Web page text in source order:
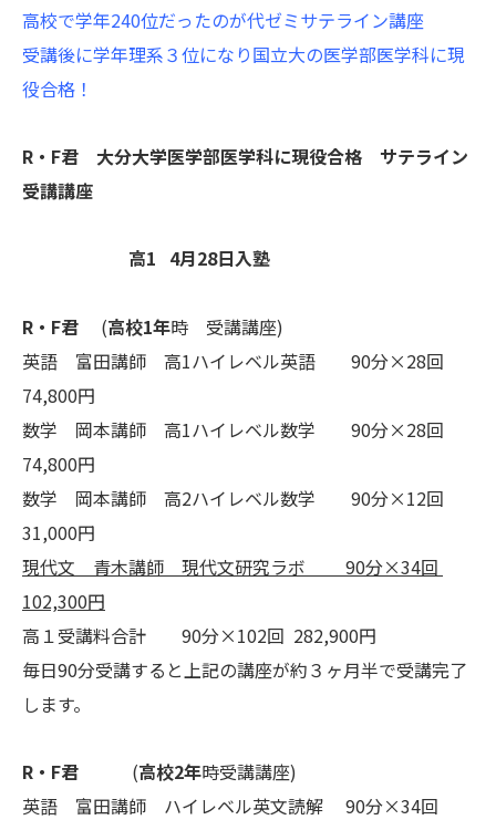
高校で学年240位だったのが代ゼミサテライン講座
受講後に学年理系３位になり国立大の医学部医学科に現
役合格！
R・F君 大分大学医学部医学科に現役合格 サテライン
受講講座
高1 4月28日入塾
R・F君 (高校1年時 受講講座)
英語 富田講師 高1ハイレベル英語 90分×28回
74,800円
数学 岡本講師 高1ハイレベル数学 90分×28回
74,800円
数学 岡本講師 高2ハイレベル数学 90分×12回
31,000円
現代文 青木講師 現代文研究ラボ 90分×34回
102,300円
高１受講料合計 90分×102回 282,900円
毎日90分受講すると上記の講座が約３ヶ月半で受講完了
します。
R・F君 (高校2年時受講講座)
英語 富田講師 ハイレベル英文読解 90分×34回